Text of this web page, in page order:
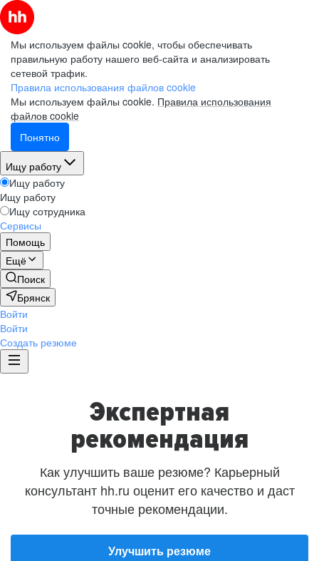
Мы используем файлы cookie, чтобы обеспечивать
правильную работу нашего веб-сайта и анализировать
сетевой трафик.
Правила использования файлов cookie
Мы используем файлы cookie. Правила использования
файлов cookie
Понятно
Ищу работу
Ищу работу
Ищу работу
Ищу сотрудника
Сервисы
Помощь
Ещё
Поиск
Брянск
Войти
Войти
Создать резюме
Экспертная
рекомендация
Как улучшить ваше резюме? Карьерный
консультант hh.ru оценит его качество и даст
точные рекомендации.
Улучшить резюме